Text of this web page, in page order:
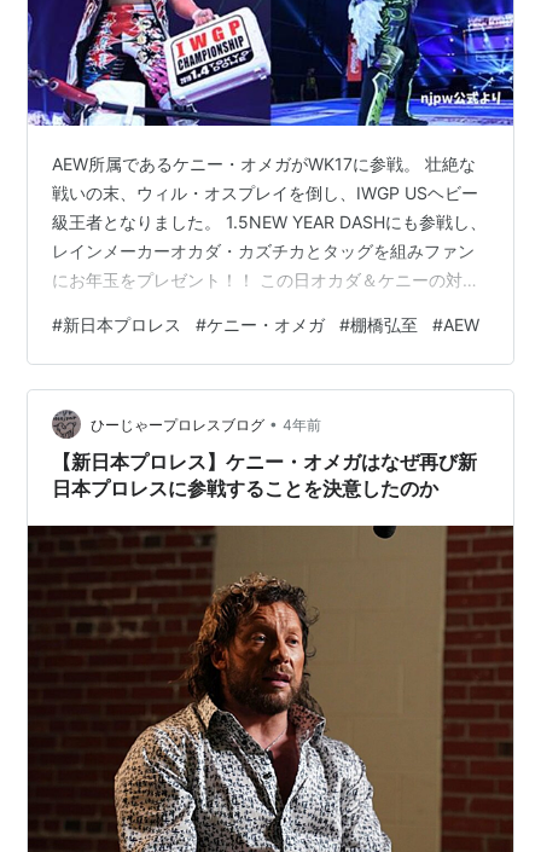
AEW所属であるケニー・オメガがWK17に参戦。 壮絶な
戦いの末、ウィル・オスプレイを倒し、IWGP USヘビー
級王者となりました。 1.5NEW YEAR DASHにも参戦し、
レインメーカーオカダ・カズチカとタッグを組みファン
にお年玉をプレゼント！！ この日オカダ＆ケニーの対角
ン・ヘナーレ。 ケニー『コブ、このベルトが欲しいの
か？ならばアメリカにこのオレを探しに来ればいい』と
話したことからアメリカでケニー vs. コブの防衛戦が組
まれることになりそう。 ジェフ・コブとの一戦を終え、
ケニーには戦わなければならない人がいます。 ケニー…
#新日本プロレス #ケニー・オメガ #棚橋弘至 #AEW
ひーじゃープロレスブログ • 4年前
【新日本プロレス】ケニー・オメガはなぜ再び新
日本プロレスに参戦することを決意したのか